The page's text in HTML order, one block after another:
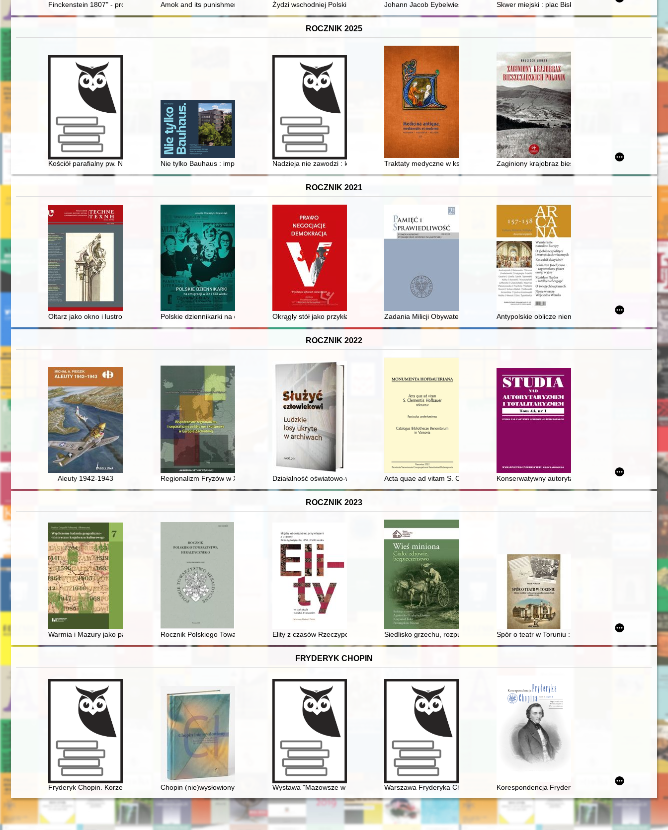
Finckenstein 1807" - projekt, który przeszedł do historiiAmok and its punishment in 17th century Dutch Batavia through the eyes of Johann Gottfried Dreyer from Gdańsk
Żydzi wschodniej Polski. Ser. 12, Johann Jacob Eybelwieser młodszy (1667-1744) : wrocławski malarz doby baroku
Skwer miejski : plac Biskupi (ulica Biskupia) w
ROCZNIK 2025
Kościół parafialny pw. Najświętszego Serca Pana Jezusa w Woli Baranowskiej
Nie tylko Bauhaus : imperatyw modernizmu w architekturze przemysłowej Górnego Śląska w dwudziestoleciu międzywojennym
Nadzieja nie zawodzi : księga pamiątkowa na 40-lecie święceń kapłańskich na 65-lecie życia ks. kan. dr. Zbigniewa
Traktaty medyczne w księgozbiorach mieszczańskich (w świetle inwentarzy pośmiertnych
Zaginiony krajobraz bieszczadzkich połonin
ROCZNIK 2021
Ołtarz jako okno i lustro w konceptach ks. prof. Sebastiana Piskorskiego
Polskie dziennikarki na emigracji w XX i XXI wiekuOkrągły stół jako przykład skutecznych negocjacjiZadania Milicji Obywatelskiej wobec Kościoła katolickiego (1944-1990) : zarys zagadnienia
Antypolskie oblicze niemieckiej polityki historycznej :
ROCZNIK 2022
Aleuty 1942-1943 Regionalizm Fryzów w XX i XXI wieku : w trosce o język i kulturę fryzyjską
Działalność oświatowo-wychowawcza sióstr Sacré Coeur w Zbylitowskiej Górze w latach 1901-1939 = Educational activity
Acta quae ad vitam S. Clementis Hofbauer referuntur. Fasc. 19,
Konserwatywny autorytaryzm przeciwko
ROCZNIK 2023
Warmia i Mazury jako palimpsest, czyli O oswajaniu poniemieckiej przestrzeni po drugiej wojnie światowej
Rocznik Polskiego Towarzystwa Heraldycznego. Nowa seria. T. 19 (2020)
Elity z czasów Rzeczypospolitej we władzach napoleońskiej Litwy w 1812 roku
Siedlisko grzechu, rozpusty i szatana : postrzeganie kobiecego ciała w kontekście
Spór o teatr w Toruniu : słowo polskie wobec
FRYDERYK CHOPIN
Fryderyk Chopin. Korzenie Chopin (nie)wysłowiony : wokół listów Chopina... : korespondencja kompozytora jako dzieło i zadanie badawcze
Wystawa "Mazowsze w czasach Chopina" - połączenie środków tradycyjnych i nowoczesnych jako sposób budowania
Warszawa Fryderyka Chopina Korespondencja Fryderyka Chopina. T. 3 cz. 4